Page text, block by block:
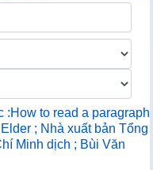
:How to read a paragraph
; Nhà xuất bản Tổng
Minh dịch ; Bùi Văn